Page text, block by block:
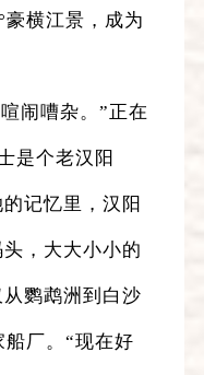
横江景，成为
闹嘈杂。”正在
是个老汉阳
记忆里，汉阳
，大大小小的
鹦鹉洲到白沙
厂。“现在好